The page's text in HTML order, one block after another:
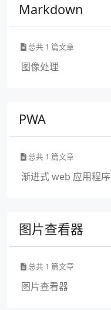
Markdown
总共 1 篇文章
图像处理
PWA
总共 1 篇文章
渐进式 web 应用程序
图片查看器
总共 1 篇文章
图片查看器